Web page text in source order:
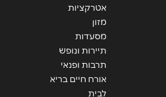
אטרקציות
מזון
מסעדות
תיירות ונופש
תרבות ופנאי
אורח חיים בריא
לבית